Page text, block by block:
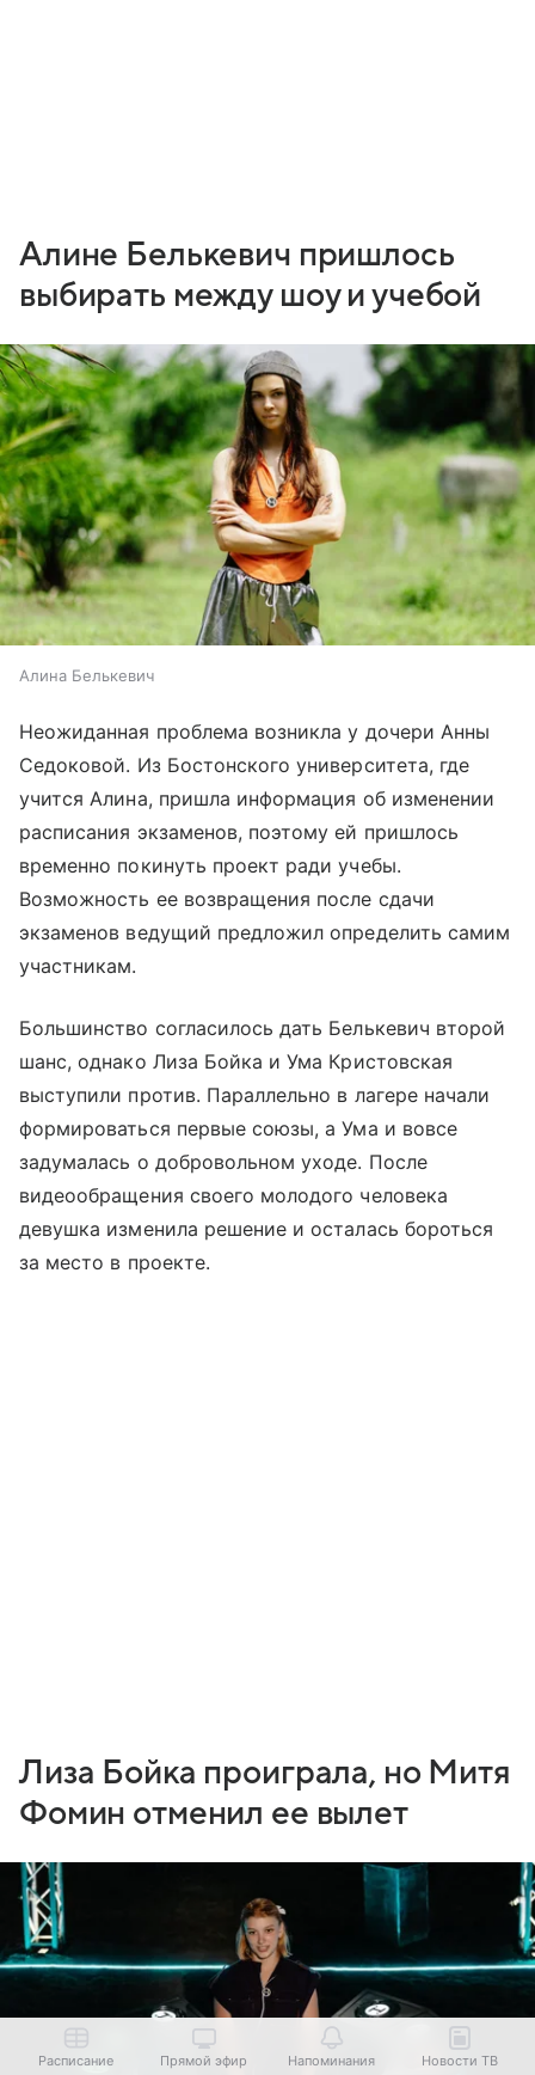
Алине Белькевич пришлось
выбирать между шоу и учебой
Алина Белькевич
Неожиданная проблема возникла у дочери Анны
Седоковой. Из Бостонского университета, где
учится Алина, пришла информация об изменении
расписания экзаменов, поэтому ей пришлось
временно покинуть проект ради учебы.
Возможность ее возвращения после сдачи
экзаменов ведущий предложил определить самим
участникам.
Большинство согласилось дать Белькевич второй
шанс, однако Лиза Бойка и Ума Кристовская
выступили против. Параллельно в лагере начали
формироваться первые союзы, а Ума и вовсе
задумалась о добровольном уходе. После
видеообращения своего молодого человека
девушка изменила решение и осталась бороться
за место в проекте.
Лиза Бойка проиграла, но Митя
Фомин отменил ее вылет
Расписание Прямой эфир Напоминания Новости ТВ